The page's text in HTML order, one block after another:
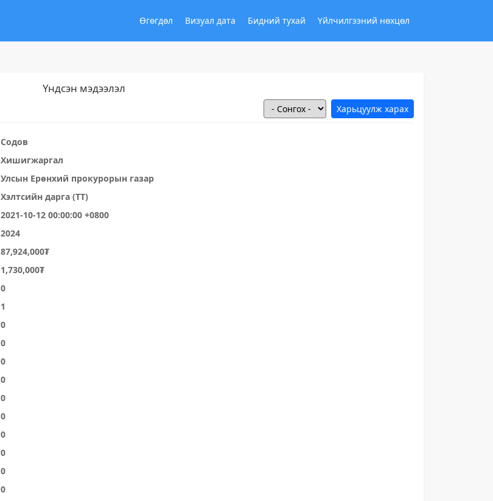
Өгөгдөл Визуал дата Бидний тухай Үйлчилгээний нөхцөл
Үндсэн мэдээлэл
Содов
Хишигжаргал
Улсын Ерөнхий прокурорын газар
Хэлтсийн дарга (ТТ)
2021-10-12 00:00:00 +0800
2024
87,924,000₮
1,730,000₮
0
1
0
0
0
0
0
0
0
0
0
0